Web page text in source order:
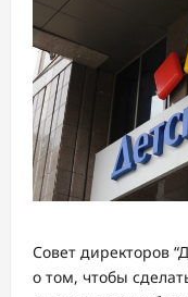
Совет директоров
о том, чтобы